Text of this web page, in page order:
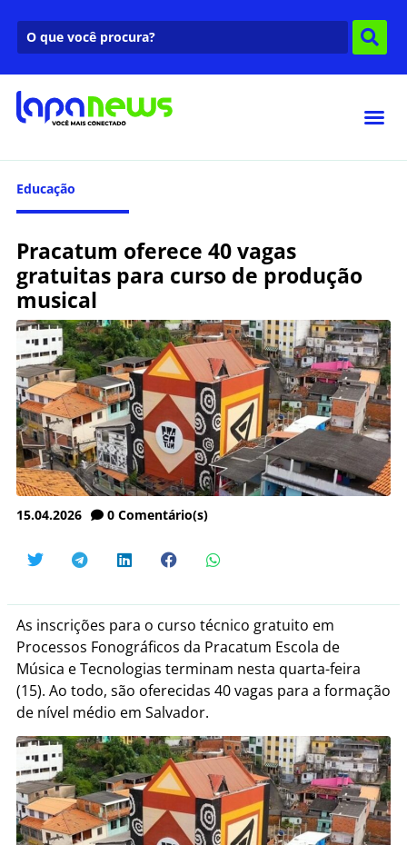
Educação
Pracatum oferece 40 vagas
gratuitas para curso de produção
musical
15.04.2026 0 Comentário(s)
As inscrições para o curso técnico gratuito em
Processos Fonográficos da Pracatum Escola de
Música e Tecnologias terminam nesta quarta-feira
(15). Ao todo, são oferecidas 40 vagas para a formação
de nível médio em Salvador.